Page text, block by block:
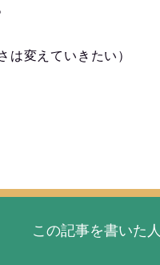
は変えていきたい）
この記事を書いた人